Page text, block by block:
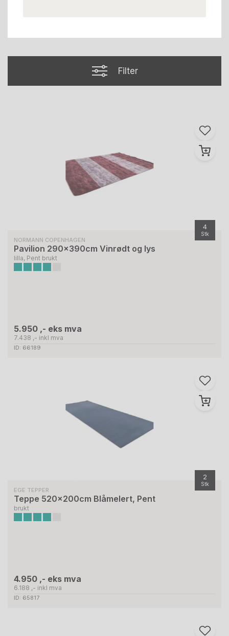
Filter
4
Stk
NORMANN COPENHAGEN
Pavilion 290x390cm Vinrødt og lys
lilla, Pent brukt
5.950 ,- eks mva
7.438 ,- inkl mva
ID: 66189
2
Stk
EGE TEPPER
Teppe 520x200cm Blåmelert, Pent
brukt
4.950 ,- eks mva
6.188 ,- inkl mva
ID: 65817